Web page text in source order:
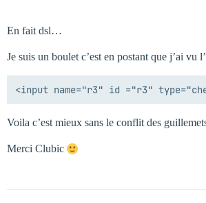
En fait dsl…
Je suis un boulet c’est en postant que j’ai vu
Voila c’est mieux sans le conflit des
Merci Clubic